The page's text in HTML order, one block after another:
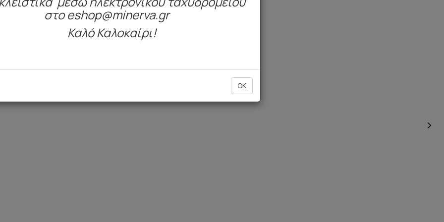
Είδατε πρόσφατα
στο eshop@minerva.gr
Καλό Καλοκαίρι!
OK